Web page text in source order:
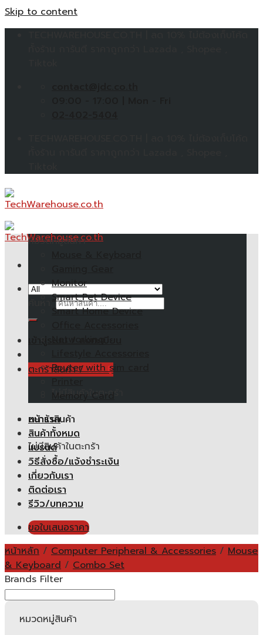
Skip to content
ตะกร้าสินค้า /0.00฿
ไม่มีสินค้าในตะกร้า
ตะกร้าสินค้า
ไม่มีสินค้าในตะกร้า
หมวดหมู่สินค้า
Monitor
Smart Pet Device
Smart Home Device
Router with sim card
Memory Card
หน้าแรก
สินค้าทั้งหมด
แบรนด์
วิธีสั่งซื้อ/แจ้งชำระเงิน
เกี่ยวกับเรา
ติดต่อเรา
รีวิว/บทความ
ขอใบเสนอราคา
หน้าหลัก / Computer Peripheral & Accessories / Mouse
& Keyboard / Combo Set
Brands Filter
หมวดหมู่สินค้า